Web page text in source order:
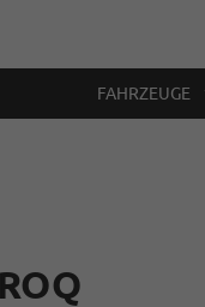
FAHRZEUGE